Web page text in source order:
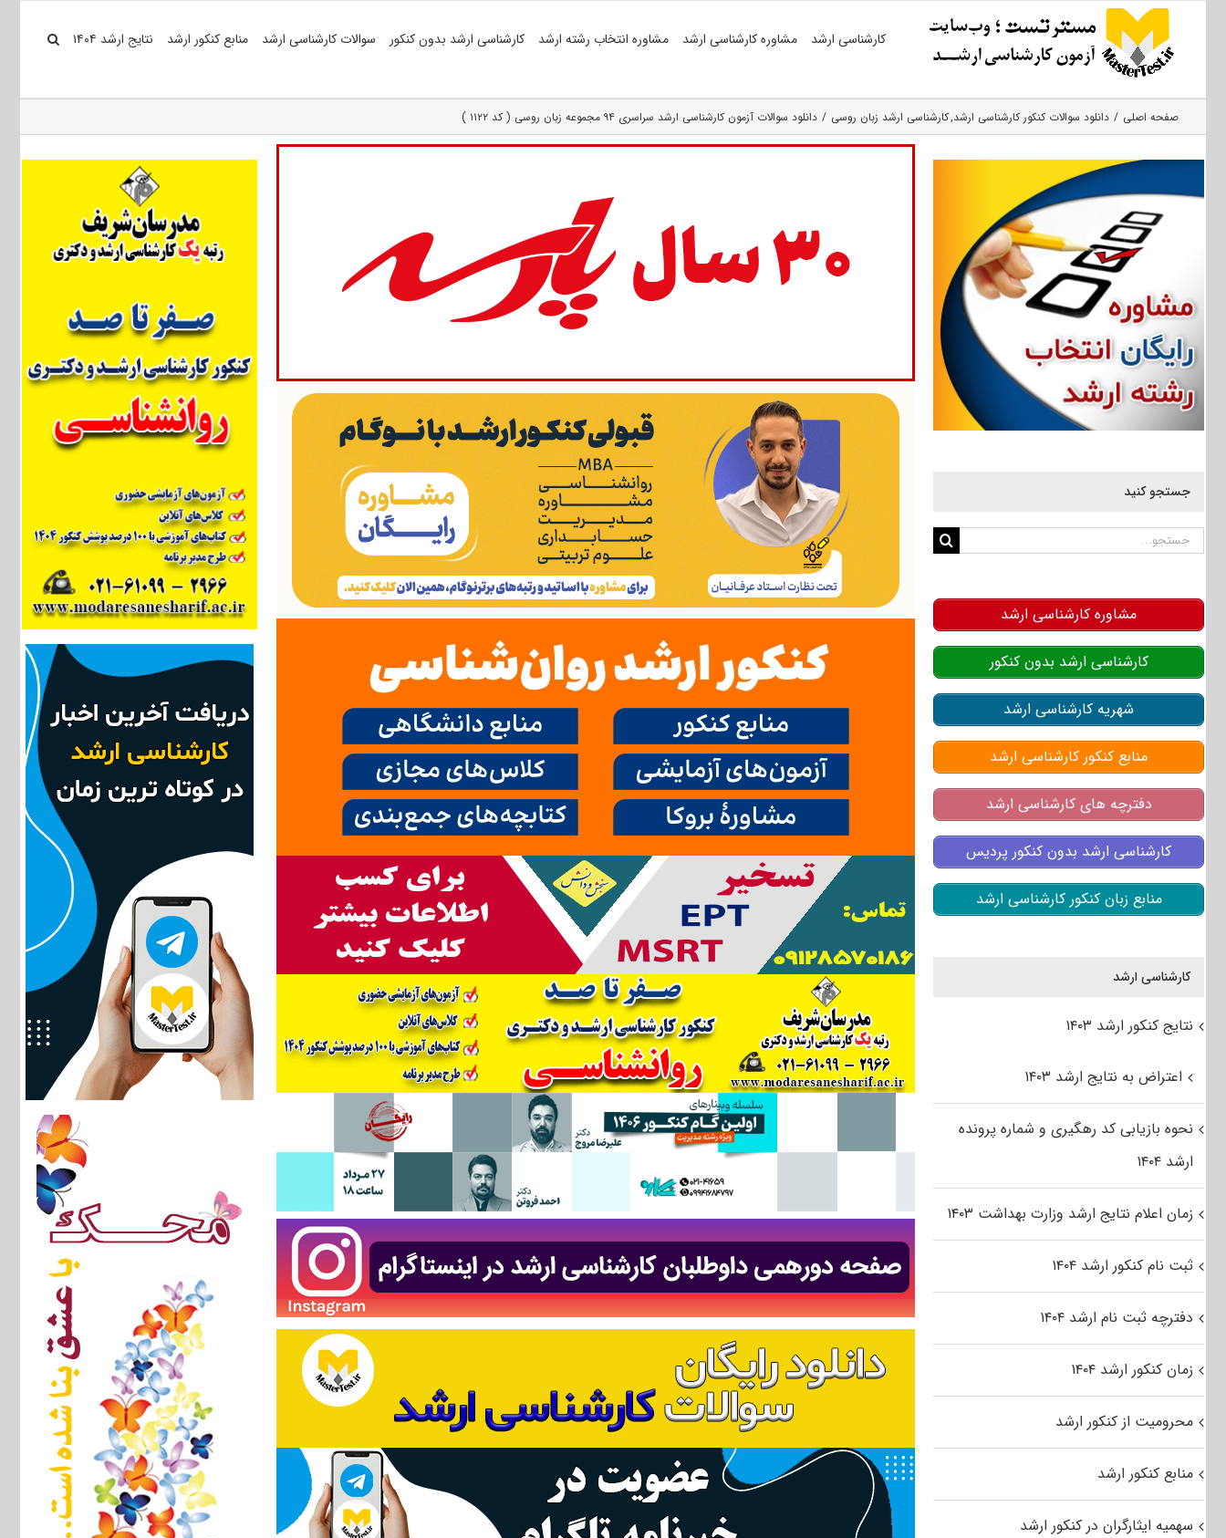
کارشناسی ارشد مشاوره کارشناسی ارشد مشاوره انتخاب رشته ارشد کارشناسی ارشد بدون کنکور سوالات کارشناسی ارشد منابع کنکور ارشد نتایج ارشد ۱۴۰۴
صفحه اصلی دانلود سوالات کنکور کارشناسی ارشد کارشناسی ارشد زبان روسی دانلود سوالات آزمون کارشناسی ارشد سراسری ۹۴ مجموعه زبان روسی ( کد ۱۱۲۲ )
جستجو کنید
جستجو
مشاوره کارشناسی ارشد
کارشناسی ارشد بدون کنکور
شهریه کارشناسی ارشد
منابع کنکور کارشناسی ارشد
دفترچه های کارشناسی ارشد
کارشناسی ارشد بدون کنکور پردیس
منابع زبان کنکور کارشناسی ارشد
کارشناسی ارشد
نتایج کنکور ارشد ۱۴۰۳
اعتراض به نتایج ارشد ۱۴۰۳
نحوه بازیابی کد رهگیری و شماره پرونده
ارشد ۱۴۰۴
زمان اعلام نتایج ارشد وزارت بهداشت ۱۴۰۳
ثبت نام کنکور ارشد ۱۴۰۴
دفترچه ثبت نام ارشد ۱۴۰۴
زمان کنکور ارشد ۱۴۰۴
محرومیت از کنکور ارشد
منابع کنکور ارشد
سهمیه ایثارگران در کنکور ارشد